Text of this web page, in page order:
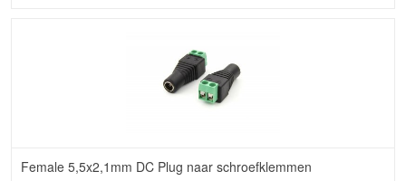
Female 5,5x2,1mm DC Plug naar schroefklemmen